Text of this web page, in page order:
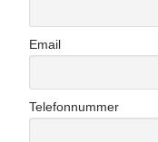
Email
Telefonnummer